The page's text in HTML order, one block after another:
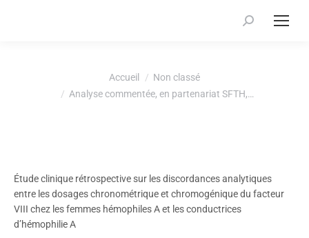
Recherche
Accueil
Non classé
Analyse commentée, en partenariat SFTH,…
Étude clinique rétrospective sur les discordances analytiques
entre les dosages chronométrique et chromogénique du facteur
VIII chez les femmes hémophiles A et les conductrices
d’hémophilie A